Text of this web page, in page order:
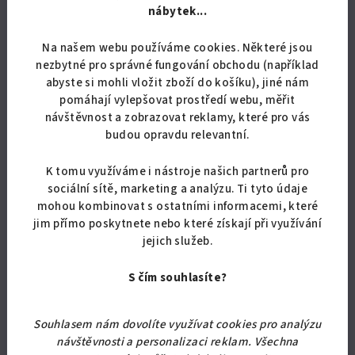
nábytek...
Na našem webu používáme cookies. Některé jsou
nezbytné pro správné fungování obchodu (například
abyste si mohli vložit zboží do košíku), jiné nám
pomáhají vylepšovat prostředí webu, měřit
návštěvnost a zobrazovat reklamy, které pro vás
budou opravdu relevantní.
K tomu využíváme i nástroje našich partnerů pro
sociální sítě, marketing a analýzu. Ti tyto údaje
mohou kombinovat s ostatními informacemi, které
jim přímo poskytnete nebo které získají při využívání
jejich služeb.
S čím souhlasíte?
Souhlasem nám dovolíte využívat cookies pro analýzu
návštěvnosti a personalizaci reklam. Všechna
Skladem(19 ks)
Průměrné
hodnocení
produktu
je
1,0
z
5
Detail
Kvalitní noční stolek s šuplíky do ložnice. Rozměry jsou 50x40x35
cm
Akce
Doprava zdarma